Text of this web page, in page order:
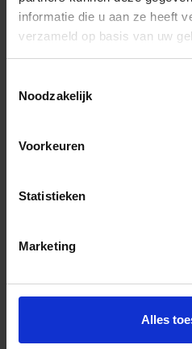
informatie die u aan ze heeft
verzameld op basis van uw
Noodzakelijk
Voorkeuren
Statistieken
Marketing
Alles
Niet op voorraad, levertijd 1 tot
Prijs per 1 Stuk